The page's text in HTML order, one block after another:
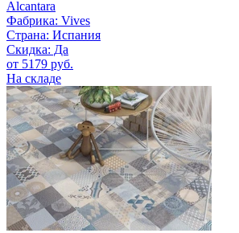
Alcantara
Фабрика: Vives
Страна: Испания
Скидка: Да
от 5179 руб.
На складе